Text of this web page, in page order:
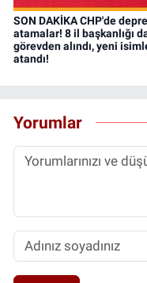
SON DAKİKA CHP'de
atamalar! 8 il başkanlığı
görevden alındı, yeni
atandı!
Yorumlar